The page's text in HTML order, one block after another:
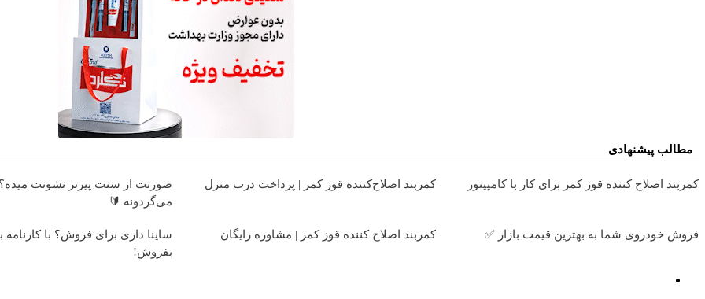
مطالب پیشنهادی
کمربند اصلاح کننده قوز کمر برای کار با کامپیتور کمربند اصلاح‌کننده قوز کمر | پرداخت درب منزل
صورتت از سنت پیرتر نشونت
می‌گردونه 🔰
فروش خودروی شما به بهترین قیمت بازار ✅ کمربند اصلاح کننده قوز کمر | مشاوره رایگان
ساینا داری برای فروش؟ با کارنامه
بفروش!